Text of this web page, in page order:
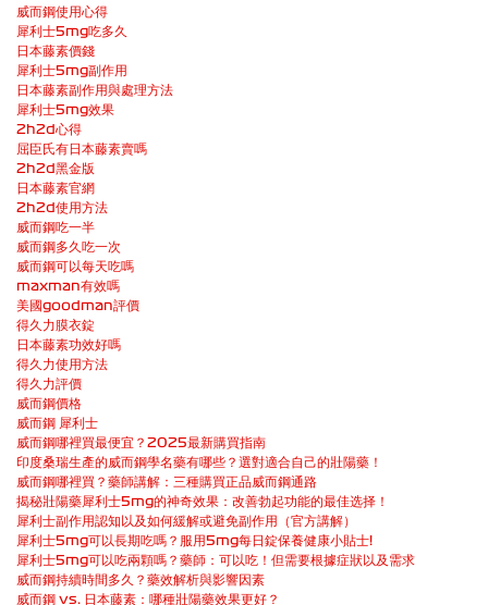
威而鋼使用心得
犀利士5mg吃多久
日本藤素價錢
犀利士5mg副作用
日本藤素副作用與處理方法
犀利士5mg效果
2h2d心得
屈臣氏有日本藤素賣嗎
2h2d黑金版
日本藤素官網
2h2d使用方法
威而鋼吃一半
威而鋼多久吃一次
威而鋼可以每天吃嗎
maxman有效嗎
美國goodman評價
得久力膜衣錠
日本藤素功效好嗎
得久力使用方法
得久力評價
威而鋼價格
威而鋼 犀利士
威而鋼哪裡買最便宜？2025最新購買指南
印度桑瑞生產的威而鋼學名藥有哪些？選對適合自己的壯陽藥！
威而鋼哪裡買？藥師講解：三種購買正品威而鋼通路
揭秘壯陽藥犀利士5mg的神奇效果：改善勃起功能的最佳选择！
犀利士副作用認知以及如何緩解或避免副作用（官方講解）
犀利士5mg可以長期吃嗎？服用5mg每日錠保養健康小貼士!
犀利士5mg可以吃兩顆嗎？藥師：可以吃！但需要根據症狀以及需求
威而鋼持續時間多久？藥效解析與影響因素
威而鋼 vs. 日本藤素：哪種壯陽藥效果更好？